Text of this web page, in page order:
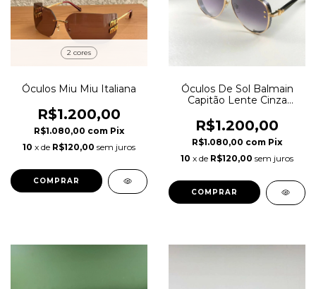
2 cores
Óculos Miu Miu Italiana
R$1.200,00
R$1.080,00 com Pix
10 x de R$120,00 sem juros
COMPRAR
Óculos De Sol Balmain
Capitão Lente Cinza
R$1.200,00
R$1.080,00 com Pix
10 x de R$120,00 sem juros